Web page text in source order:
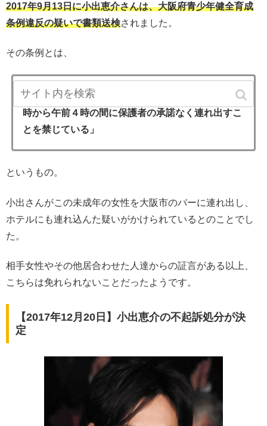
2017年9月13日に小出恵介さんは、大阪府青少年健全育成
条例違反の疑いで書類送検されました。
その条例とは、
「１６歳以上１８歳未満の男女について、午後１１
時から午前４時の間に保護者の承諾なく連れ出すこ
とを禁じている」
というもの。
小出さんがこの未成年の女性を大阪市のバーに連れ出し、
ホテルにも連れ込んた疑いがかけられているとのことでし
た。
相手女性やその他居合わせた人達からの証言がある以上、
こちらは免れられないことだったようです。
【2017年12月20日】小出恵介の不起訴処分が決
定